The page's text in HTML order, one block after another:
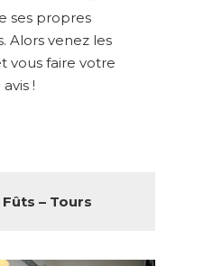
ses propres
Alors venez les
vous faire votre
avis !
Fûts – Tours